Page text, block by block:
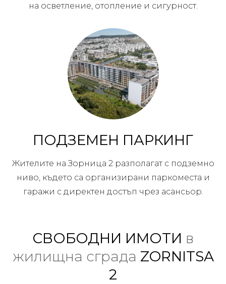
на осветление, отопление и сигурност.
ПОДЗЕМЕН ПАРКИНГ
Жителите на Зорница 2 разполагат с подземно
ниво, където са организирани паркоместа и
гаражи с директен достъп чрез асансьор.
СВОБОДНИ ИМОТИ в
жилищна сграда ZORNITSA
2